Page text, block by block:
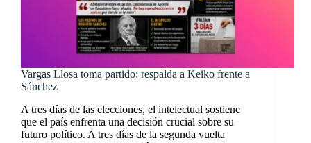
Vargas Llosa toma partido: respalda a Keiko frente a
Sánchez
A tres días de las elecciones, el intelectual sostiene
que el país enfrenta una decisión crucial sobre su
futuro político. A tres días de la segunda vuelta